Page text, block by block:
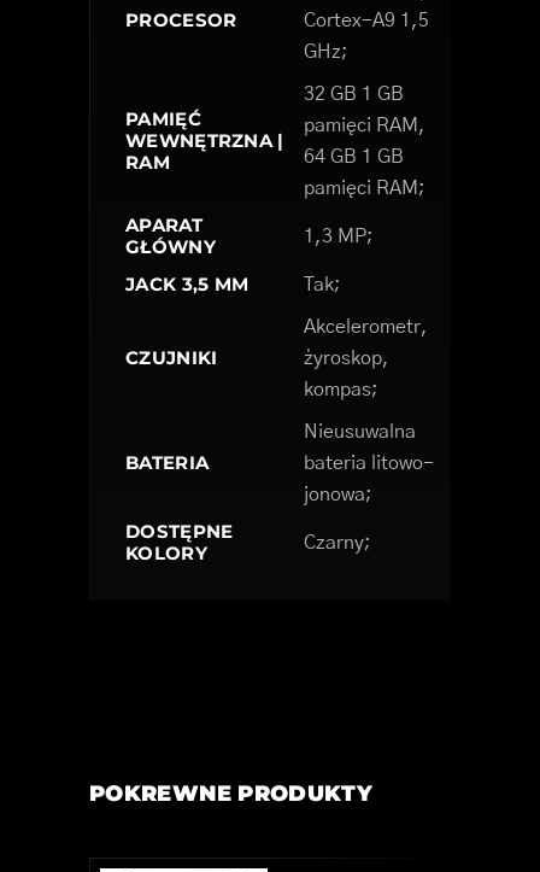
PROCESOR
Cortex-A9 1,5
GHz;
PAMIĘĆ
WEWNĘTRZNA |
RAM
32 GB 1 GB
pamięci RAM,
64 GB 1 GB
pamięci RAM;
APARAT
GŁÓWNY
1,3 MP;
JACK 3,5 MM Tak;
CZUJNIKI
Akcelerometr,
żyroskop,
kompas;
BATERIA
Nieusuwalna
bateria litowo-
jonowa;
DOSTĘPNE
KOLORY
Czarny;
POKREWNE PRODUKTY